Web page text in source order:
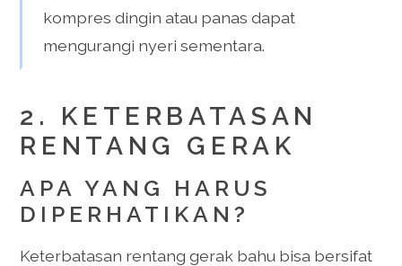
kompres dingin atau panas dapat
mengurangi nyeri sementara.
2. KETERBATASAN
RENTANG GERAK
APA YANG HARUS
DIPERHATIKAN?
Keterbatasan rentang gerak bahu bisa bersifat